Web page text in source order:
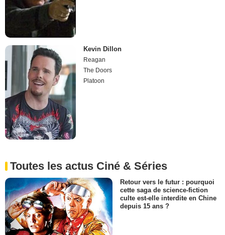
Kevin Dillon
Reagan
The Doors
Platoon
Toutes les actus Ciné & Séries
Retour vers le futur : pourquoi
cette saga de science-fiction
culte est-elle interdite en Chine
depuis 15 ans ?